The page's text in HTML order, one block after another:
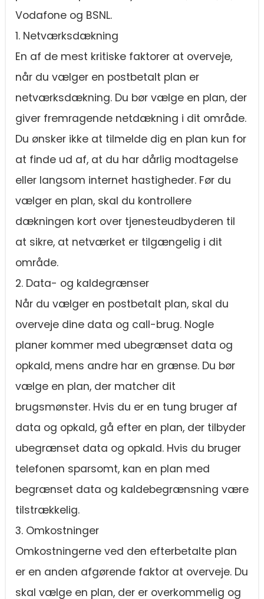
Vodafone og BSNL.
1. Netværksdækning
En af de mest kritiske faktorer at overveje,
når du vælger en postbetalt plan er
netværksdækning. Du bør vælge en plan, der
giver fremragende netdækning i dit område.
Du ønsker ikke at tilmelde dig en plan kun for
at finde ud af, at du har dårlig modtagelse
eller langsom internet hastigheder. Før du
vælger en plan, skal du kontrollere
dækningen kort over tjenesteudbyderen til
at sikre, at netværket er tilgængelig i dit
område.
2. Data- og kaldegrænser
Når du vælger en postbetalt plan, skal du
overveje dine data og call-brug. Nogle
planer kommer med ubegrænset data og
opkald, mens andre har en grænse. Du bør
vælge en plan, der matcher dit
brugsmønster. Hvis du er en tung bruger af
data og opkald, gå efter en plan, der tilbyder
ubegrænset data og opkald. Hvis du bruger
telefonen sparsomt, kan en plan med
begrænset data og kaldebegrænsning være
tilstrækkelig.
3. Omkostninger
Omkostningerne ved den efterbetalte plan
er en anden afgørende faktor at overveje. Du
skal vælge en plan, der er overkommelig og